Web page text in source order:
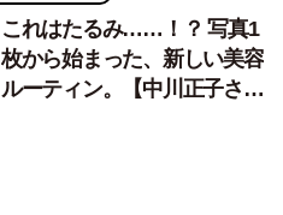
これはたるみ……！？ 写真1
枚から始まった、新しい美容
ルーティン。【中川正子さん